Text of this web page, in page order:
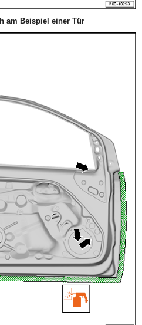
am Beispiel einer Tür